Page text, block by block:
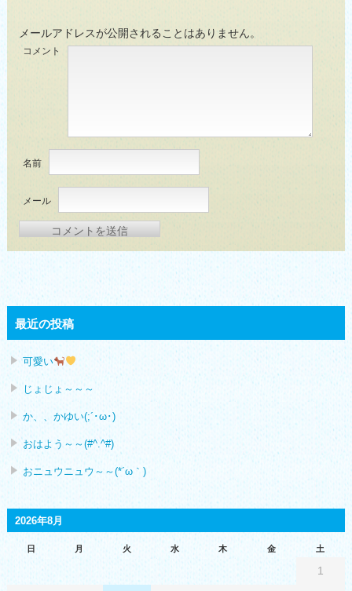
メールアドレスが公開されることはありません。
コメント
名前
メール
最近の投稿
可愛い
じょじょ～～～
か、、かゆい(;´･ω･)
おはよう～～(#^.^#)
おニュウニュウ～～(*´ω｀)
2026年8月
日 月 火 水 木 金 土
1